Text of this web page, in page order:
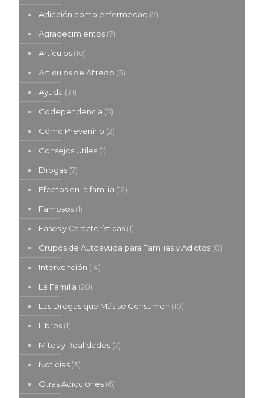
Adicción como enfermedad (7)
Agradecimientos (7)
Artículos (10)
Artículos de Alfredo (3)
Ayuda (31)
Codependencia (5)
Cómo Prevenirlo (2)
Consejos Útiles (1)
Drogas (7)
Efectos en la familia (12)
Famosos (1)
Fases y Características (1)
Grupos de Autoayuda para Familias y Adictos (8)
Intervención (14)
La Familia (20)
Las Drogas que Más se Consumen (10)
Libros (1)
Mitos y Realidades (7)
Noticias (3)
Otras Adicciones (6)